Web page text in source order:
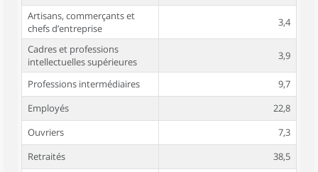
Artisans, commerçants et
chefs d’entreprise
3,4
Cadres et professions
intellectuelles supérieures
3,9
Professions intermédiaires
9,7
Employés
22,8
Ouvriers
7,3
Retraités
38,5